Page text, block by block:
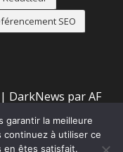
SEO
| DarkNews par AF
garantir la meilleure
à utiliser ce
en êtes satisfait.